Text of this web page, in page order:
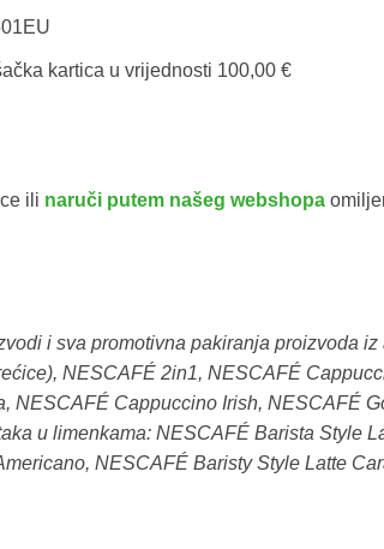
kartica u vrijednosti 100,00 €
ili naruči putem našeg webshopa
i sva promotivna pakiranja proizvoda
NESCAFÉ 2in1, NESCAFÉ
NESCAFÉ Cappuccino Irish, NESCAFÉ
u limenkama: NESCAFÉ Barista Style
NESCAFÉ Baristy Style Latte